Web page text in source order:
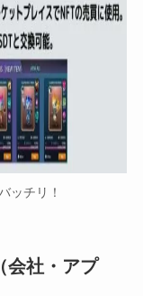
ッチリ！
会社・アプ